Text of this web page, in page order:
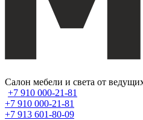
Салон мебели и света от
+7 910 000-21-81
+7 910 000-21-81
+7 913 601-80-09